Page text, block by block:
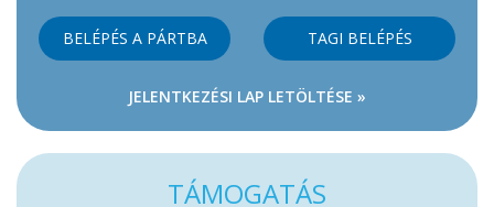
BELÉPÉS A PÁRTBA TAGI BELÉPÉS
JELENTKEZÉSI LAP LETÖLTÉSE »
TÁMOGATÁS